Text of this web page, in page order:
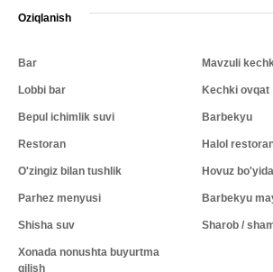
Oziqlanish
Bar
Lobbi bar
Bepul ichimlik suvi
Restoran
O'zingiz bilan tushlik
Parhez menyusi
Shisha suv
Xonada nonushta buyurtma
qilish
Mavzuli
Kechki ovqat
Barbekyu
Halol
Hovuz
Barbekyu
Sharob /